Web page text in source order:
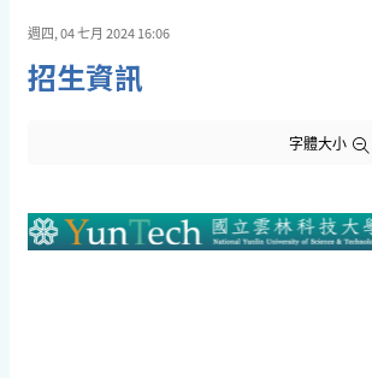
週四, 04 七月 2024 16:06
招生資訊
字體大小